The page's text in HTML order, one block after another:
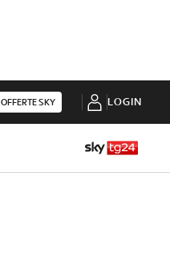
OFFERTE SKY LOGIN